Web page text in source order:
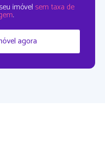
imóvel sem taxa de
.
agora